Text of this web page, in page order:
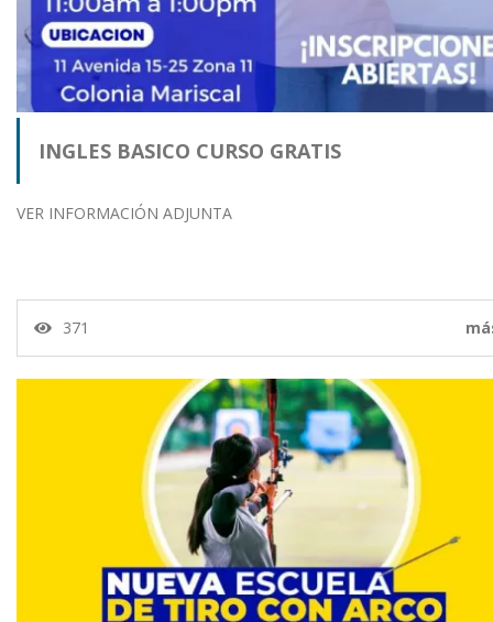
INGLES BASICO CURSO GRATIS
VER INFORMACIÓN ADJUNTA
371